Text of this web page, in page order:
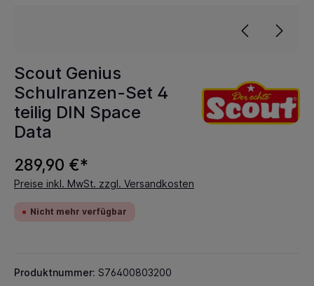
Scout Genius
Schulranzen-Set 4
teilig DIN Space
Data
289,90 €*
Preise inkl. MwSt. zzgl. Versandkosten
Nicht mehr verfügbar
Produktnummer: S76400803200